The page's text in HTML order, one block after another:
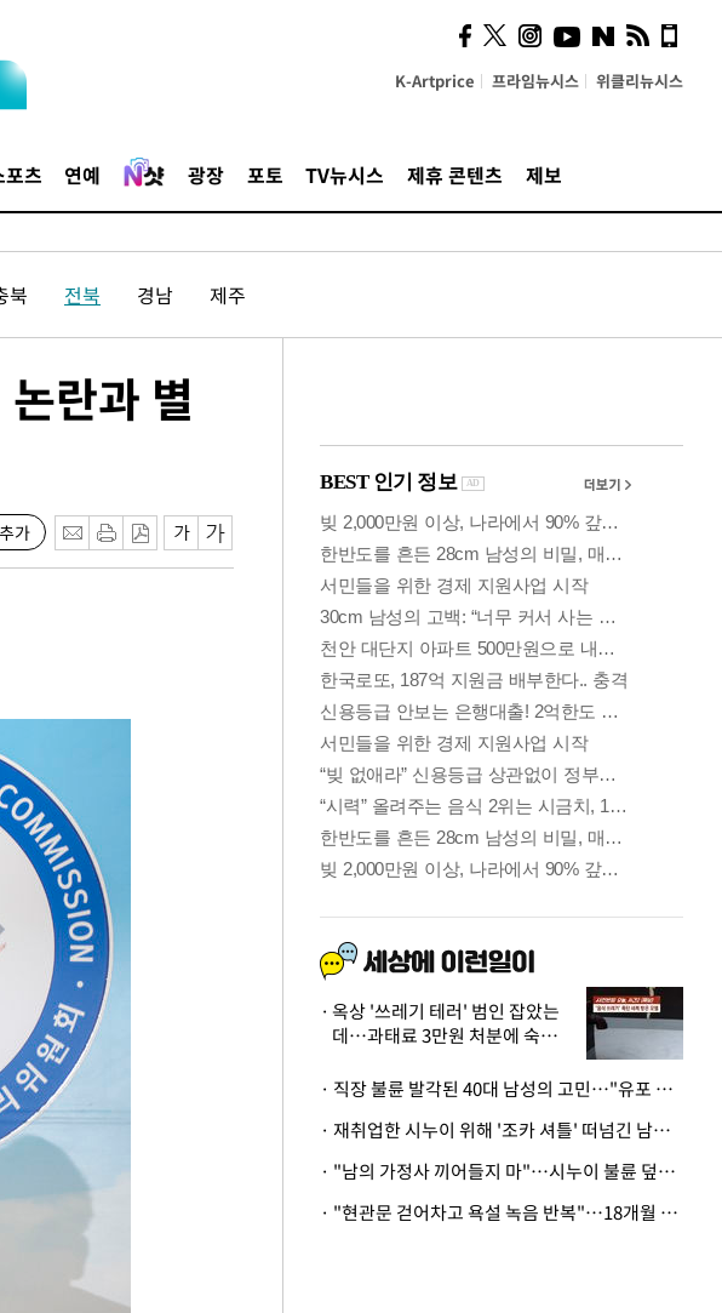
K-Artprice 프라임뉴시스 위클리뉴시스
포츠 연예 광장 포토 TV뉴시스 제휴 콘텐츠 제보
북 전북 경남 제주
란과 별
가
의견, 국토부·LH에 충실히
전달할 것"
옥상 '쓰레기 테러' 범인 잡았는
데…과태료 3만원 처분에 숙박업
· 직장 불륜 발각된 40대 남성의 고민…"유포 동료 명예훼손·협박죄 고소 가능할까"
· 재취업한 시누이 위해 '조카 셔틀' 떠넘긴 남편…아내 "난 못한다"
· "남의 가정사 끼어들지 마"…시누이 불륜 덮으려는 남편에 억울한 아내
· "현관문 걷어차고 욕설 녹음 반복"…18개월 아기 키우는 집 뒤흔든 '앞집의 비극'